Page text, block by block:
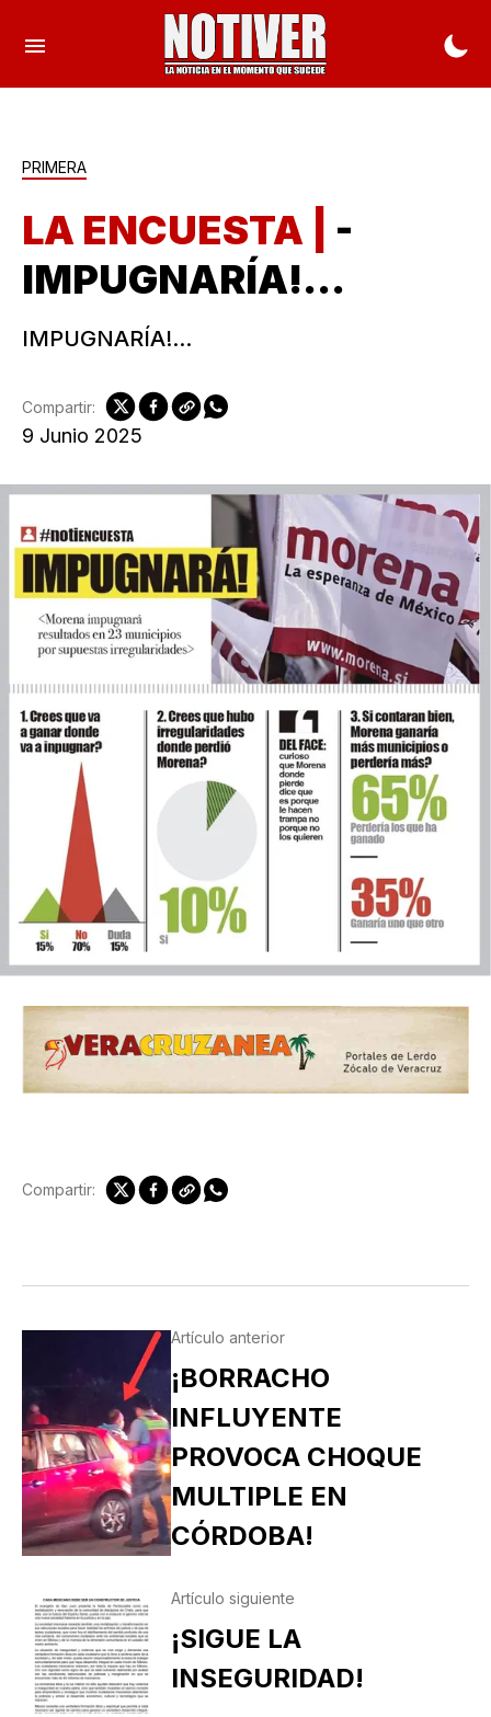
PRIMERA
LA ENCUESTA | -
IMPUGNARÍA!...
IMPUGNARÍA!...
9 Junio 2025
Compartir:
Compartir:
Artículo anterior
¡BORRACHO
INFLUYENTE
PROVOCA CHOQUE
MULTIPLE EN
CÓRDOBA!
Artículo siguiente
¡SIGUE LA
INSEGURIDAD!